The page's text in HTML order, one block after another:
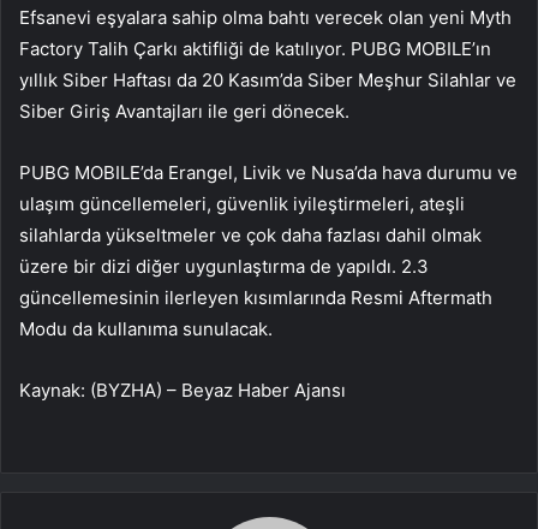
Efsanevi eşyalara sahip olma bahtı verecek olan yeni Myth
Factory Talih Çarkı aktifliği de katılıyor. PUBG MOBILE’ın
yıllık Siber Haftası da 20 Kasım’da Siber Meşhur Silahlar ve
Siber Giriş Avantajları ile geri dönecek.
PUBG MOBILE’da Erangel, Livik ve Nusa’da hava durumu ve
ulaşım güncellemeleri, güvenlik iyileştirmeleri, ateşli
silahlarda yükseltmeler ve çok daha fazlası dahil olmak
üzere bir dizi diğer uygunlaştırma de yapıldı. 2.3
güncellemesinin ilerleyen kısımlarında Resmi Aftermath
Modu da kullanıma sunulacak.
Kaynak: (BYZHA) – Beyaz Haber Ajansı